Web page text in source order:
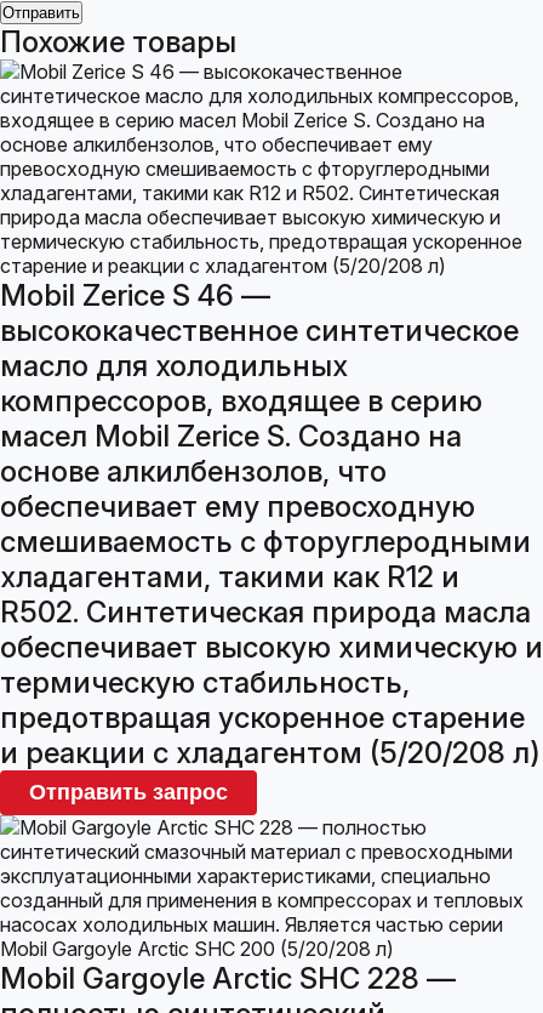
Похожие товары
Mobil Zerice S 46 —
высококачественное синтетическое
масло для холодильных
компрессоров, входящее в серию
масел Mobil Zerice S. Создано на
основе алкилбензолов, что
обеспечивает ему превосходную
смешиваемость с фторуглеродными
хладагентами, такими как R12 и
R502. Синтетическая природа масла
обеспечивает высокую химическую и
термическую стабильность,
предотвращая ускоренное старение
и реакции с хладагентом (5/20/208 л)
Отправить запрос
Mobil Gargoyle Arctic SHC 228 —